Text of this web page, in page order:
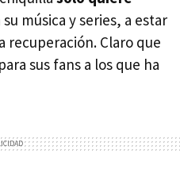
su música y series, a estar
recuperación. Claro que
sus fans a los que ha